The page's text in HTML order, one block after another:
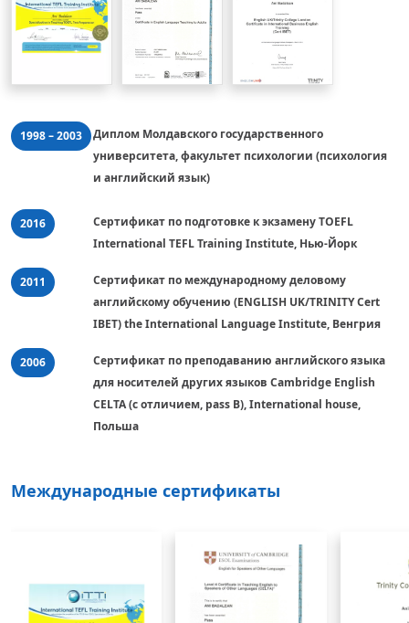
1998 – 2003
Диплом Молдавского государственного
университета, факультет психологии (психология
и английский язык)
2016
Сертификат по подготовке к экзамену TOEFL
International TEFL Training Institute, Нью-Йорк
2011
Сертификат по международному деловому
английскому обучению (ENGLISH UK/TRINITY Cert
IBET) the International Language Institute, Венгрия
2006
Сертификат по преподаванию английского языка
для носителей других языков Cambridge English
CELTA (с отличием, pass B), International house,
Польшa
Международные сертификаты